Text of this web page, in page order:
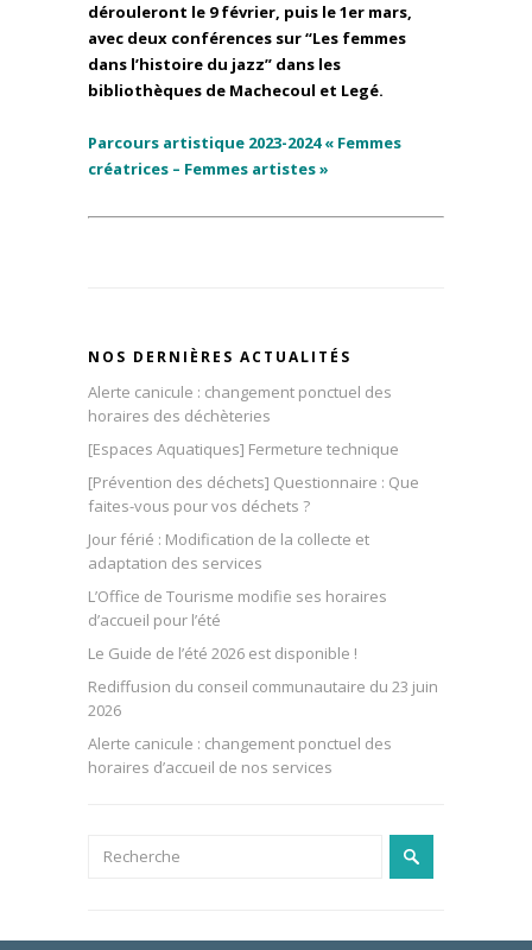
dérouleront le 9 février, puis le 1er mars,
avec deux conférences sur “Les femmes
dans l’histoire du jazz” dans les
bibliothèques de Machecoul et Legé.
Parcours artistique 2023-2024 « Femmes
créatrices – Femmes artistes »
NOS DERNIÈRES ACTUALITÉS
Alerte canicule : changement ponctuel des
horaires des déchèteries
[Espaces Aquatiques] Fermeture technique
[Prévention des déchets] Questionnaire : Que
faites-vous pour vos déchets ?
Jour férié : Modification de la collecte et
adaptation des services
L’Office de Tourisme modifie ses horaires
d’accueil pour l’été
Le Guide de l’été 2026 est disponible !
Rediffusion du conseil communautaire du 23 juin
2026
Alerte canicule : changement ponctuel des
horaires d’accueil de nos services